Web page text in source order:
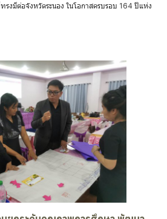
งมีต่อจังหวัดระนอง ในโอกาสครบรอบ 164 ปีแห่ง